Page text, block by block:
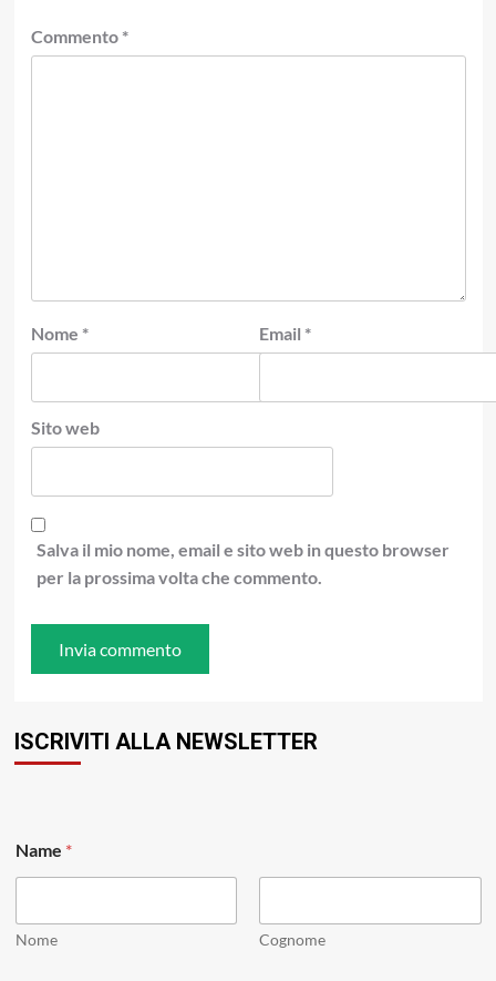
Commento *
Nome * Email *
Sito web
Salva il mio nome, email e sito web in questo browser
per la prossima volta che commento.
ISCRIVITI ALLA NEWSLETTER
Name *
Nome Cognome